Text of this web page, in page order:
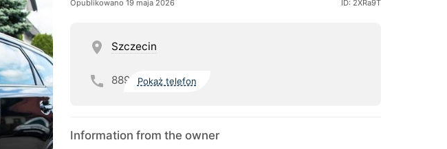
Opublikowano 19 maja 2026 ID: 2XRa9T
Szczecin
889 Pokaż telefon
Information from the owner